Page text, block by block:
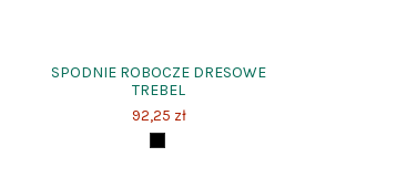
SPODNIE ROBOCZE DRESOWE
TREBEL
92,25 zł